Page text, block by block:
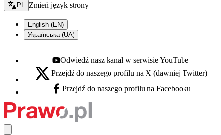
Zmień język - bieżący:
PL Zmień język strony
English (EN)
Українська (UA)
Youtube - otwiera się w nowej karcie
Odwiedź nasz kanał w serwisie YouTube
X - otwiera się w nowej karcie
Przejdź do naszego profilu na X (dawniej Twitter)
Facebook - otwiera się w nowej karcie
Przejdź do naszego profilu na Facebooku